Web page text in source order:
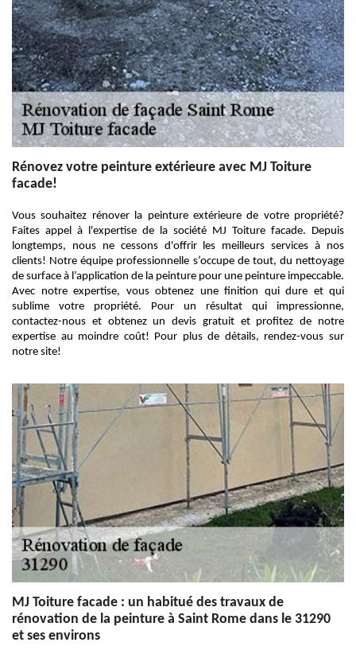
Rénovez votre peinture extérieure avec MJ Toiture
facade!
Vous souhaitez rénover la peinture extérieure de votre propriété?
Faites appel à l'expertise de la société MJ Toiture facade. Depuis
longtemps, nous ne cessons d'offrir les meilleurs services à nos
clients! Notre équipe professionnelle s’occupe de tout, du nettoyage
de surface à l’application de la peinture pour une peinture impeccable.
Avec notre expertise, vous obtenez une finition qui dure et qui
sublime votre propriété. Pour un résultat qui impressionne,
contactez-nous et obtenez un devis gratuit et profitez de notre
expertise au moindre coût! Pour plus de détails, rendez-vous sur
notre site!
MJ Toiture facade : un habitué des travaux de
rénovation de la peinture à Saint Rome dans le 31290
et ses environs